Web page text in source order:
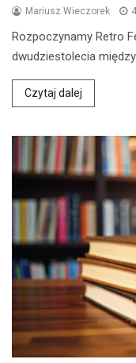
Mariusz Wieczorek
Rozpoczynamy Retro
dwudziestolecia
Czytaj dalej